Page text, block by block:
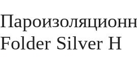
Акции
Контакты
Folder Silver H